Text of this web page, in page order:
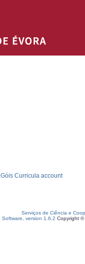
Curricula account
Serviços de Ciência e
Software, version 1.6.2 Copyright